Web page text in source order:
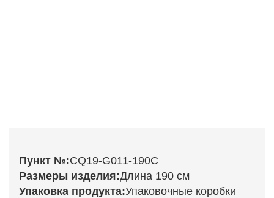
Пункт №:CQ19-G011-190C
Размеры изделия:Длина 190 см
Упаковка продукта:Упаковочные коробки